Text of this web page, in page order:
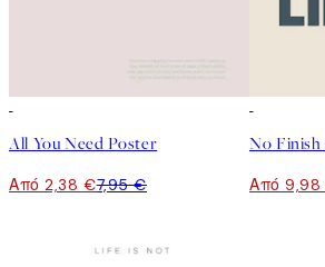
All You Need Poster
Από 2,38 €7,95 €
No
Από